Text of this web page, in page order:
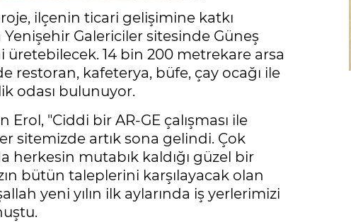
ilçenin ticari gelişimine katkı
Galericiler sitesinde Güneş
14 bin 200 metrekare arsa
restoran, kafeterya, büfe, çay ocağı ile
odası bulunuyor.
"Ciddi bir AR-GE çalışması ile
sitemizde artık sona gelindi. Çok
herkesin mutabık kaldığı güzel bir
bütün taleplerini karşılayacak olan
yeni yılın ilk aylarında iş yerlerimizi